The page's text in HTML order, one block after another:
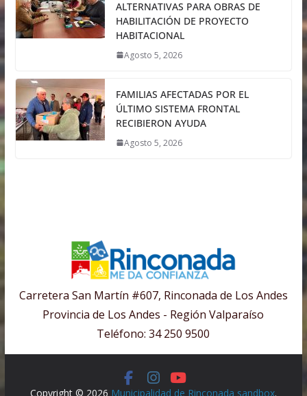
ALTERNATIVAS PARA OBRAS DE
HABILITACIÓN DE PROYECTO
HABITACIONAL
Agosto 5, 2026
FAMILIAS AFECTADAS POR EL
ÚLTIMO SISTEMA FRONTAL
RECIBIERON AYUDA
Agosto 5, 2026
Carretera San Martín #607, Rinconada de Los Andes
Provincia de Los Andes - Región Valparaíso
Teléfono: 34 250 9500
Copyright © 2026 Municipalidad de Rinconada sandbox.